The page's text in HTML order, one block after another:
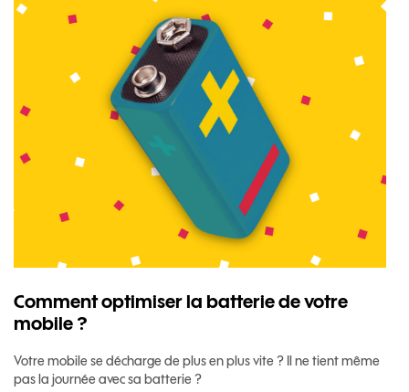
Comment optimiser la batterie de votre
mobile ?
Votre mobile se décharge de plus en plus vite ? Il ne tient même
pas la journée avec sa batterie ?